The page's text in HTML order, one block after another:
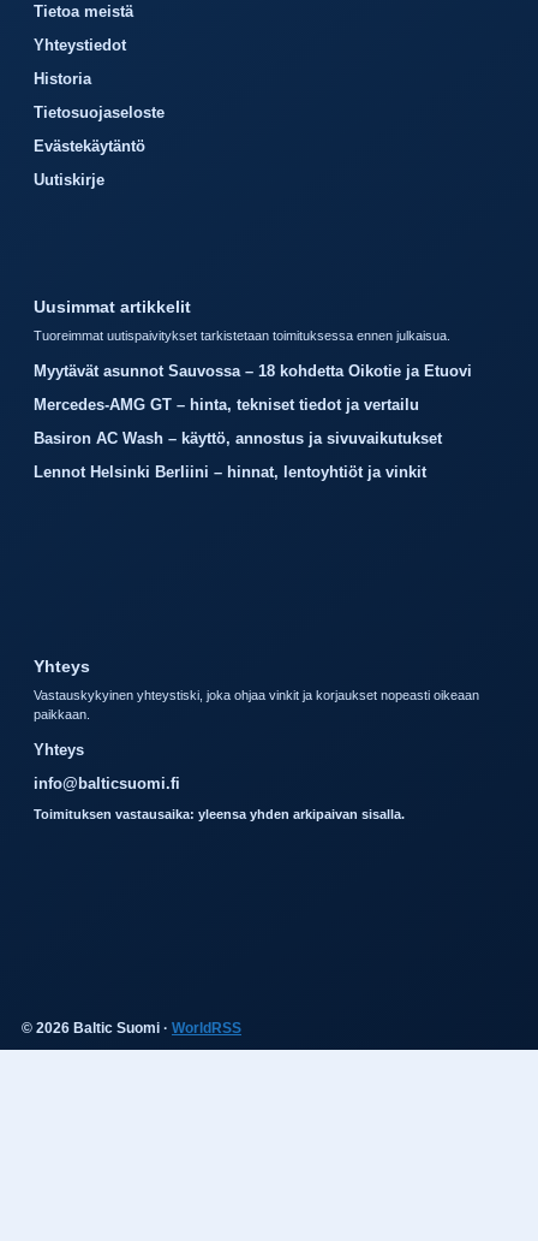
Tietoa meistä
Yhteystiedot
Historia
Tietosuojaseloste
Evästekäytäntö
Uutiskirje
Uusimmat artikkelit
Tuoreimmat uutispaivitykset tarkistetaan toimituksessa ennen julkaisua.
Myytävät asunnot Sauvossa – 18 kohdetta Oikotie ja Etuovi
Mercedes-AMG GT – hinta, tekniset tiedot ja vertailu
Basiron AC Wash – käyttö, annostus ja sivuvaikutukset
Lennot Helsinki Berliini – hinnat, lentoyhtiöt ja vinkit
Yhteys
Vastauskykyinen yhteystiski, joka ohjaa vinkit ja korjaukset nopeasti oikeaan
paikkaan.
Yhteys
info@balticsuomi.fi
Toimituksen vastausaika: yleensa yhden arkipaivan sisalla.
© 2026 Baltic Suomi · WorldRSS